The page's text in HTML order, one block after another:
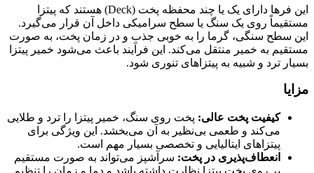
این فرها دارای یک یا چند محفظه پخت (Deck) هستند که پیتزا
مستقیماً روی یک سنگ یا سطح سرامیکی داخل آن قرار می‌گیرد.
این سطح سنگی، گرما را به خوبی جذب و در زمان پخت، به صورت
مستقیم به خمیر منتقل می‌کند. این فرآیند باعث می‌شود خمیر پیتزا
بسیار ترد و شبیه به پیتزاهای تنوری شود.
مزایا
کیفیت پخت عالی: پخت روی سنگ، خمیر پیتزا را ترد و طلایی
می‌کند و طعمی بی‌نظیر به آن می‌بخشد. این ویژگی برای
پیتزاهای ایتالیایی و تخصصی بسیار مهم است.
انعطاف‌پذیری در پخت: سرآشپز می‌تواند به صورت مستقیم
بر روی پخت پیتزا نظارت داشته باشد و دما و زمان را تنظیم